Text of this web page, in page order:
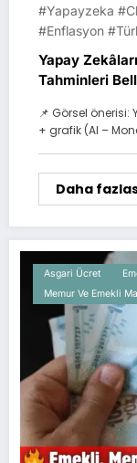
#yapayzeka
#enflasyon
Yapay
Tahminleri
📌 Görsel
+ grafik (AI –
Daha
Asgari Ücret
Memur Ve Emekli